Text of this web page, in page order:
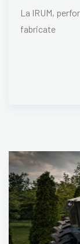
La IRUM,
fabricate